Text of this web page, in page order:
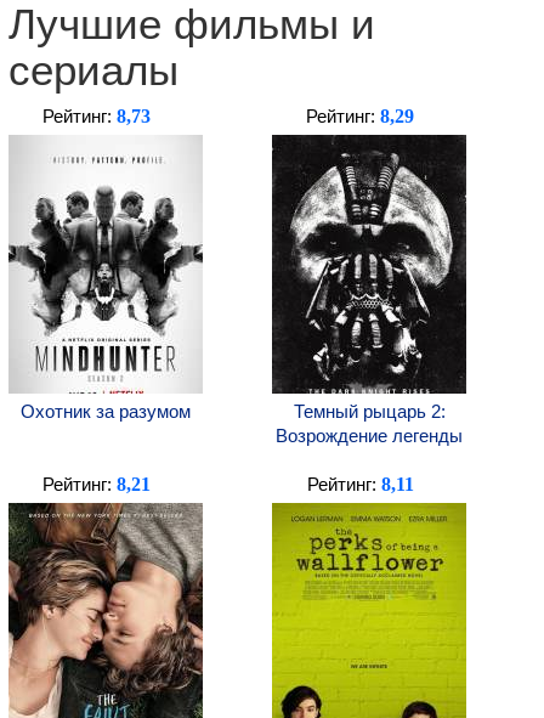
Лучшие фильмы и
сериалы
Рейтинг: 8,73
Охотник за разумом
Рейтинг: 8,29
Темный рыцарь 2:
Возрождение легенды
Рейтинг: 8,21 Рейтинг: 8,11